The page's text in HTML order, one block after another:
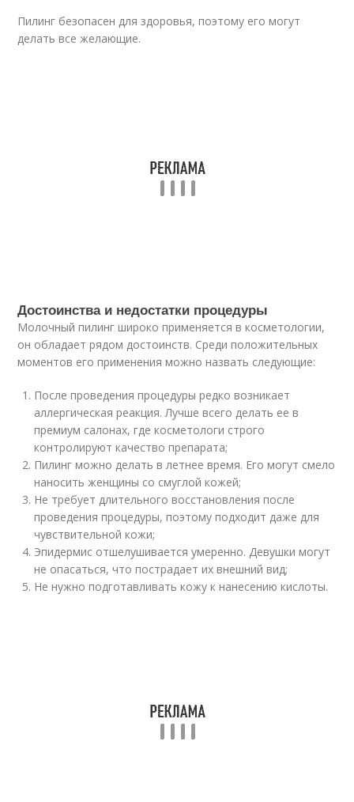
Пилинг безопасен для здоровья, поэтому его могут
делать все желающие.
Достоинства и недостатки процедуры
Молочный пилинг широко применяется в косметологии,
он обладает рядом достоинств. Среди положительных
моментов его применения можно назвать следующие:
После проведения процедуры редко возникает
аллергическая реакция. Лучше всего делать ее в
премиум салонах, где косметологи строго
контролируют качество препарата;
Пилинг можно делать в летнее время. Его могут смело
наносить женщины со смуглой кожей;
Не требует длительного восстановления после
проведения процедуры, поэтому подходит даже для
чувствительной кожи;
Эпидермис отшелушивается умеренно. Девушки могут
не опасаться, что пострадает их внешний вид;
Не нужно подготавливать кожу к нанесению кислоты.